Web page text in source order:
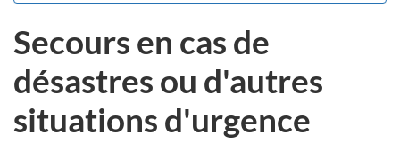
pas
au
sondage
du
Secours en cas de
désastres ou d'autres
situations d'urgence